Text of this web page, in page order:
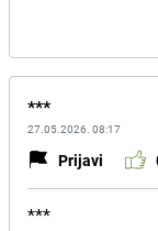
***
27.05.2026. 08:17
Prijavi
***